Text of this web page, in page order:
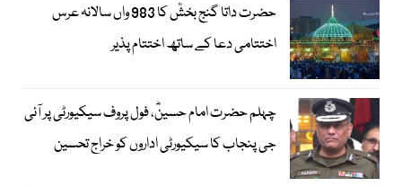
حضرت داتا گنج بخشؒ کا 983 واں سالانہ عرس
اختتامی دعا کے ساتھ اختتام پذیر
چہلم حضرت امام حسینؓ، فول پروف سیکیورٹی پر آئی
جی پنجاب کا سیکیورٹی اداروں کو خراج تحسین